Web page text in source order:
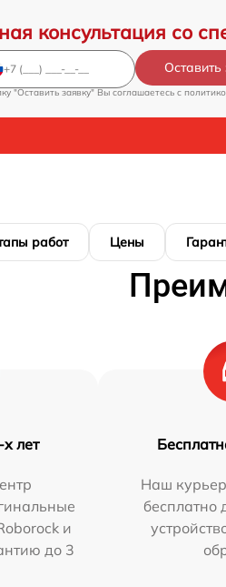
консультация со
Оставить
"Оставить заявку" Вы соглашаетесь c
работ Цены
лет
и
до 3
Наш
бесплатно